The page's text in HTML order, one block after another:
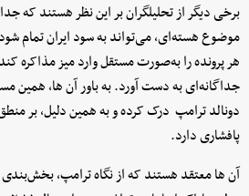
برخی دیگر از تحلیلگران بر این نظر هستند که
موضوع هسته‌ای، می‌تواند به سود ایران تمام
هر پرونده را به‌صورت مستقل وارد میز مذاکره
جداگانه‌ای به دست آورد. به باور آن ها، همین
دونالد ترامپ درک کرده و به همین دلیل، بر
پافشاری دارد.
آن ها معتقد هستند که از نگاه ترامپ،